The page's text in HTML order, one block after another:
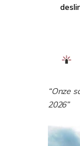
“Onze
2026”